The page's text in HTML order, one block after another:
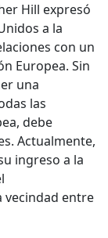
Hill expresó
a la
con un
Europea. Sin
una
las
debe
Actualmente,
ingreso a la
vecindad entre